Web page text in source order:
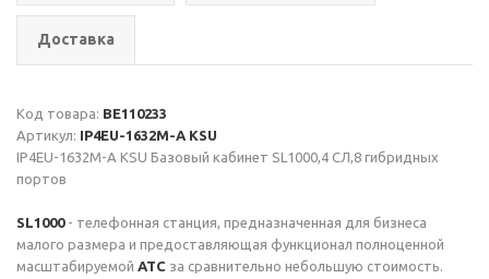
Доставка
Код товара: BE110233
Артикул: IP4EU-1632M-A KSU
IP4EU-1632M-A KSU Базовый кабинет SL1000,4 СЛ,8 гибридных
портов
SL1000- телефонная станция, предназначенная для бизнеса
малого размера и предоставляющая функционал полноценной
масштабируемой АТС за сравнительно небольшую стоимость.